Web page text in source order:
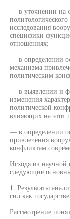
— в уточнении на
исследования
специфики
отношениях;
— в определении
механизма
политическим
— в выявлении и
изменения
политической
влияющих на этот
— в определении
привлечения
конфликтам
Исходя из научной
следующие
1. Результаты
сил как
Рассмотрение